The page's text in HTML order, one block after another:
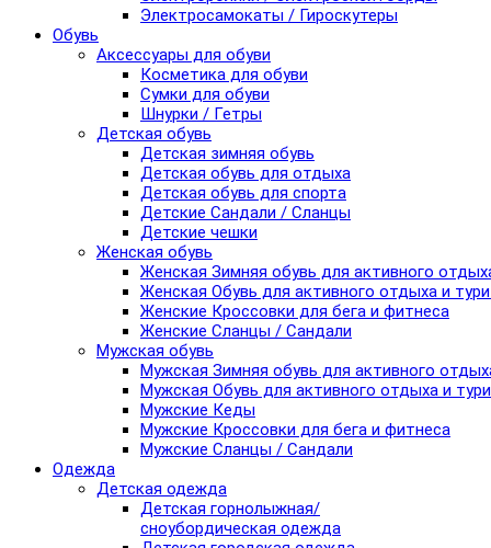
Электросамокаты / Гироскутеры
Обувь
Аксессуары для обуви
Косметика для обуви
Сумки для обуви
Шнурки / Гетры
Детская обувь
Детская зимняя обувь
Детская обувь для отдыха
Детская обувь для спорта
Детские Сандали / Сланцы
Детские чешки
Женская обувь
Женская Зимняя обувь для активного
Женская Обувь для активного отдыха и
Женские Кроссовки для бега и фитнеса
Женские Сланцы / Сандали
Мужская обувь
Мужская Зимняя обувь для активного
Мужская Обувь для активного отдыха и
Мужские Кеды
Мужские Кроссовки для бега и фитнеса
Мужские Сланцы / Сандали
Одежда
Детская одежда
Детская горнолыжная/
сноубордическая одежда